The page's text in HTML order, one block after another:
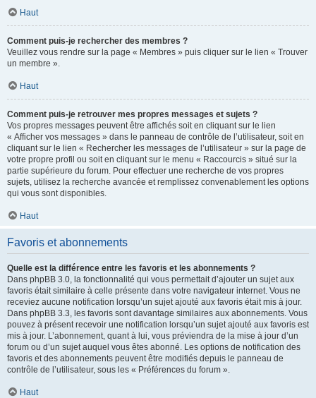
Haut
Comment puis-je rechercher des membres ?
Veuillez vous rendre sur la page « Membres » puis cliquer sur le lien « Trouver
un membre ».
Haut
Comment puis-je retrouver mes propres messages et sujets ?
Vos propres messages peuvent être affichés soit en cliquant sur le lien
« Afficher vos messages » dans le panneau de contrôle de l’utilisateur, soit en
cliquant sur le lien « Rechercher les messages de l’utilisateur » sur la page de
votre propre profil ou soit en cliquant sur le menu « Raccourcis » situé sur la
partie supérieure du forum. Pour effectuer une recherche de vos propres
sujets, utilisez la recherche avancée et remplissez convenablement les options
qui vous sont disponibles.
Haut
Favoris et abonnements
Quelle est la différence entre les favoris et les abonnements ?
Dans phpBB 3.0, la fonctionnalité qui vous permettait d’ajouter un sujet aux
favoris était similaire à celle présente dans votre navigateur internet. Vous ne
receviez aucune notification lorsqu’un sujet ajouté aux favoris était mis à jour.
Dans phpBB 3.3, les favoris sont davantage similaires aux abonnements. Vous
pouvez à présent recevoir une notification lorsqu’un sujet ajouté aux favoris est
mis à jour. L’abonnement, quant à lui, vous préviendra de la mise à jour d’un
forum ou d’un sujet auquel vous êtes abonné. Les options de notification des
favoris et des abonnements peuvent être modifiés depuis le panneau de
contrôle de l’utilisateur, sous les « Préférences du forum ».
Haut